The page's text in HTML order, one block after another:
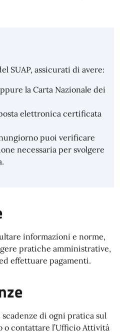
SUAP, assicurati di avere:
la Carta Nazionale dei
elettronica certificata
puoi verificare
necessaria per svolgere
informazioni e norme,
pratiche amministrative,
effettuare pagamenti.
di ogni pratica sul
contattare l’Ufficio Attività